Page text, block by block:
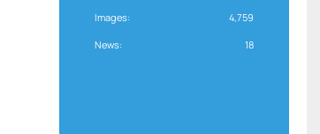
Images 4,759
News 18